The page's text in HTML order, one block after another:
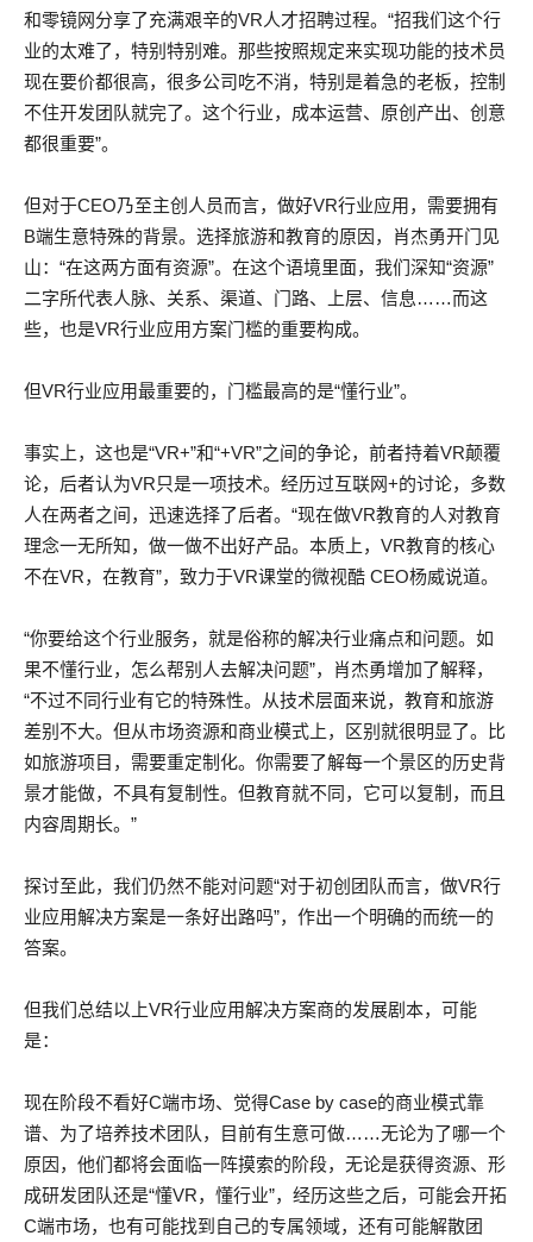
和零镜网分享了充满艰辛的VR人才招聘过程。“招我们这个行
业的太难了，特别特别难。那些按照规定来实现功能的技术员
现在要价都很高，很多公司吃不消，特别是着急的老板，控制
不住开发团队就完了。这个行业，成本运营、原创产出、创意
都很重要”。
但对于CEO乃至主创人员而言，做好VR行业应用，需要拥有
B端生意特殊的背景。选择旅游和教育的原因，肖杰勇开门见
山：“在这两方面有资源”。在这个语境里面，我们深知“资源”
二字所代表人脉、关系、渠道、门路、上层、信息……而这
些，也是VR行业应用方案门槛的重要构成。
但VR行业应用最重要的，门槛最高的是“懂行业”。
事实上，这也是“VR+”和“+VR”之间的争论，前者持着VR颠覆
论，后者认为VR只是一项技术。经历过互联网+的讨论，多数
人在两者之间，迅速选择了后者。“现在做VR教育的人对教育
理念一无所知，做一做不出好产品。本质上，VR教育的核心
不在VR，在教育”，致力于VR课堂的微视酷 CEO杨威说道。
“你要给这个行业服务，就是俗称的解决行业痛点和问题。如
果不懂行业，怎么帮别人去解决问题”，肖杰勇增加了解释，
“不过不同行业有它的特殊性。从技术层面来说，教育和旅游
差别不大。但从市场资源和商业模式上，区别就很明显了。比
如旅游项目，需要重定制化。你需要了解每一个景区的历史背
景才能做，不具有复制性。但教育就不同，它可以复制，而且
内容周期长。”
探讨至此，我们仍然不能对问题“对于初创团队而言，做VR行
业应用解决方案是一条好出路吗”，作出一个明确的而统一的
答案。
但我们总结以上VR行业应用解决方案商的发展剧本，可能
是：
现在阶段不看好C端市场、觉得Case by case的商业模式靠
谱、为了培养技术团队，目前有生意可做……无论为了哪一个
原因，他们都将会面临一阵摸索的阶段，无论是获得资源、形
成研发团队还是“懂VR，懂行业”，经历这些之后，可能会开拓
C端市场，也有可能找到自己的专属领域，还有可能解散团